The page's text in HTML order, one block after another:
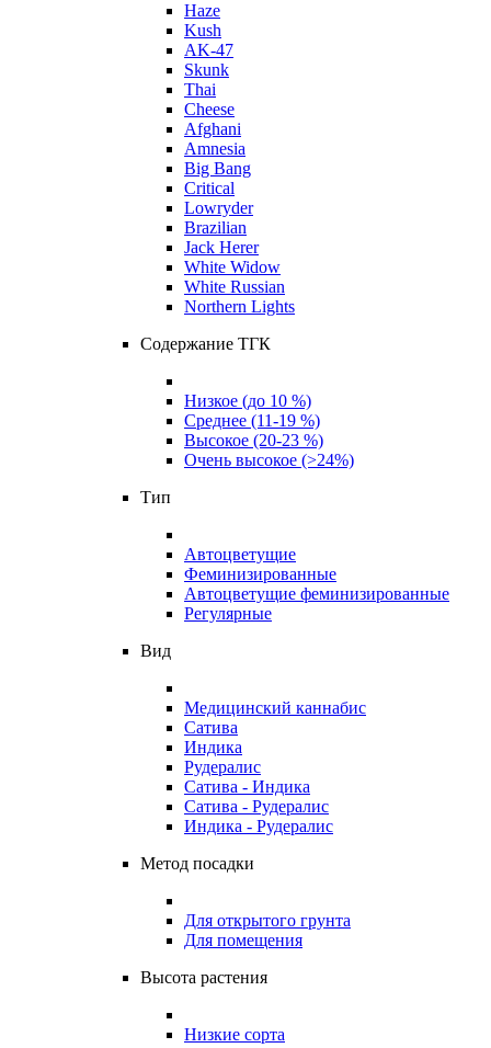
Haze
Kush
AK-47
Skunk
Thai
Cheese
Afghani
Amnesia
Big Bang
Critical
Lowryder
Brazilian
Jack Herer
White Widow
White Russian
Northern Lights
Содержание ТГК
Низкое (до 10 %)
Среднее (11-19 %)
Высокое (20-23 %)
Очень высокое (>24%)
Тип
Автоцветущие
Феминизированные
Автоцветущие феминизированные
Регулярные
Вид
Медицинский каннабис
Сатива
Индика
Рудералис
Сатива - Индика
Сатива - Рудералис
Индика - Рудералис
Метод посадки
Для открытого грунта
Для помещения
Высота растения
Низкие сорта